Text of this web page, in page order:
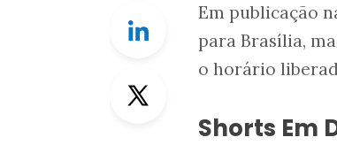
Linkedin
Twitter
Em publicação
para Brasília,
o horário
Shorts Em